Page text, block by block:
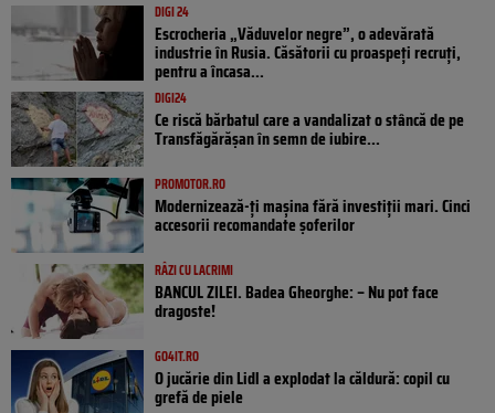
DIGI 24
Escrocheria „Văduvelor negre”, o adevărată
industrie în Rusia. Căsătorii cu proaspeți recruți,
pentru a încasa...
DIGI24
Ce riscă bărbatul care a vandalizat o stâncă de pe
Transfăgărășan în semn de iubire...
PROMOTOR.RO
Modernizează-ți mașina fără investiții mari. Cinci
accesorii recomandate șoferilor
RÂZI CU LACRIMI
BANCUL ZILEI. Badea Gheorghe: – Nu pot face
dragoste!
GO4IT.RO
O jucărie din Lidl a explodat la căldură: copil cu
grefă de piele